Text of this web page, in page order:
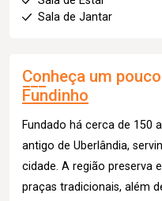
Sala de Jantar
Conheça um
Fundinho
Fundado há cerca de 150
antigo de Uberlândia,
cidade. A região preserva
praças tradicionais, além